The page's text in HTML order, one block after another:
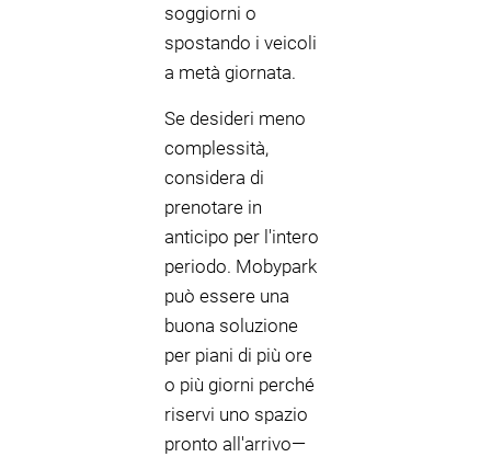
soggiorni o
spostando i veicoli
a metà giornata.
Se desideri meno
complessità,
considera di
prenotare in
anticipo per l'intero
periodo. Mobypark
può essere una
buona soluzione
per piani di più ore
o più giorni perché
riservi uno spazio
pronto all'arrivo—